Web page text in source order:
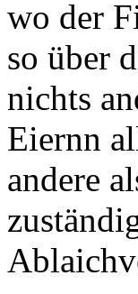
wo der
so über
nichts
Eiernn
andere